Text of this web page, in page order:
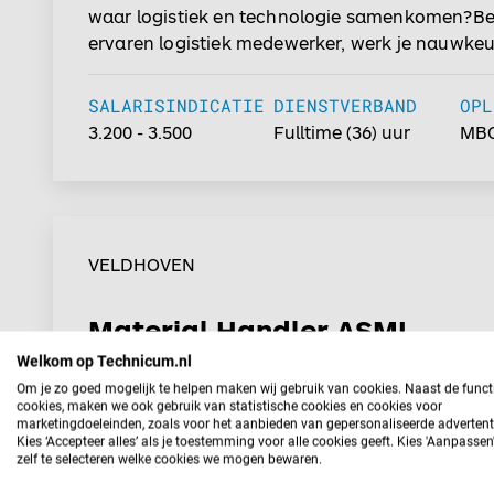
waar logistiek en technologie
ervaren logistiek medewerker, werk je
deze functie als Material Handler bij ASML in
iets voor jou! Binnen ASML zorg jij ervoor dat materialen
technologie die wereldwijd impact maakt....
SALARISINDICATIE
3.200 - 3.500
DIENSTVERBAND
Fulltime (36) uur
VELDHOVEN
Material Handler ASML
🚀 Wil jij werken in een hightech omgeving
en technologie samenkomen?Ben jij
georganiseerd en krijg je energie van het
van een innovatief productieproces? Dan is
als Material Handler bij ASML in Veldhoven iets
Welkom op Technicum.nl
Om je zo goed mogelijk te helpen maken wij gebruik van cookies. Naast de
cookies, maken we ook gebruik van statistische cookies en cookies voor
marketingdoeleinden, zoals voor het aanbieden van gepersonaliseerde
Kies ‘Accepteer alles’ als je toestemming voor alle cookies geeft. Kies
zelf te selecteren welke cookies we mogen bewaren.